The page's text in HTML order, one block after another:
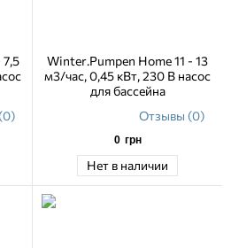
Winter.Pumpen Home 11 - 13
м3/час, 0,45 кВт, 230 В насос
для бассейна
Отзывы (0)
0 грн
Нет в наличии